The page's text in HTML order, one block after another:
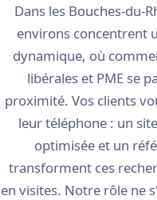
Dans les Bouches-du-
environs concentrent
dynamique, où
libérales et PME se
proximité. Vos clients
leur téléphone : un
optimisée et un
transforment ces
en visites. Notre rôle ne